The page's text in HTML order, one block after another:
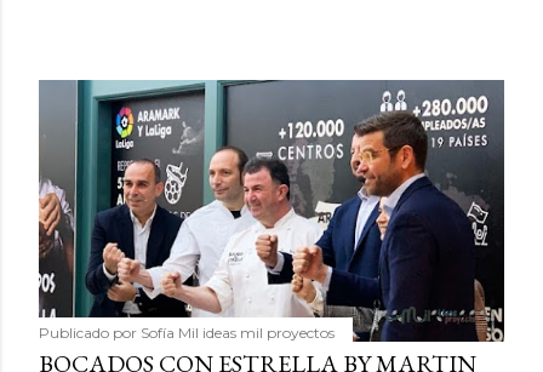
Publicado por Sofía Mil ideas mil proyectos
BOCADOS CON ESTRELLA BY MARTIN